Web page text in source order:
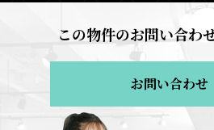
この物件のお問い合わ
お問い合わせ